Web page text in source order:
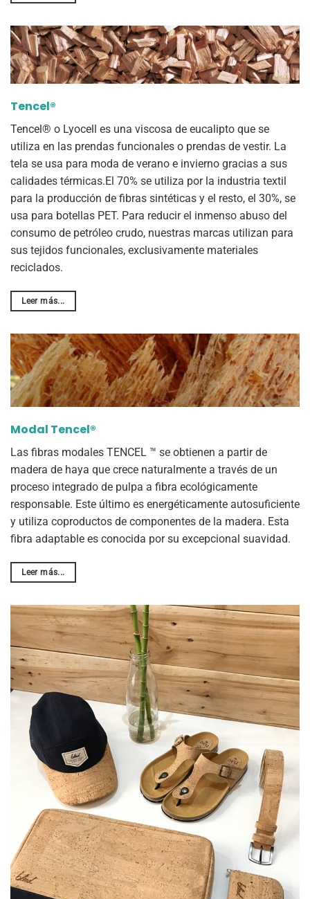
Tencel®
Tencel® o Lyocell es una viscosa de eucalipto que se
utiliza en las prendas funcionales o prendas de vestir. La
tela se usa para moda de verano e invierno gracias a sus
calidades térmicas.El 70% se utiliza por la industria textil
para la producción de fibras sintéticas y el resto, el 30%, se
usa para botellas PET. Para reducir el inmenso abuso del
consumo de petróleo crudo, nuestras marcas utilizan para
sus tejidos funcionales, exclusivamente materiales
reciclados.
Leer más...
Modal Tencel®
Las fibras modales TENCEL ™ se obtienen a partir de
madera de haya que crece naturalmente a través de un
proceso integrado de pulpa a fibra ecológicamente
responsable. Este último es energéticamente autosuficiente
y utiliza coproductos de componentes de la madera. Esta
fibra adaptable es conocida por su excepcional suavidad.
Leer más...